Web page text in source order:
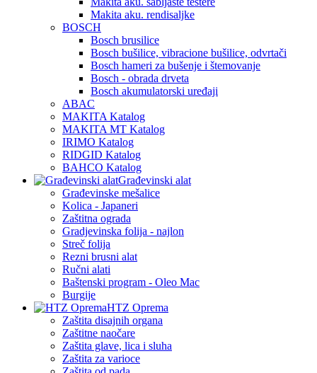
Makita aku. rendisaljke
BOSCH
Bosch brusilice
Bosch bušilice, vibracione bušilice, odvrtači
Bosch hameri za bušenje i štemovanje
Bosch - obrada drveta
Bosch akumulatorski uređaji
ABAC
MAKITA Katalog
MAKITA MT Katalog
IRIMO Katalog
RIDGID Katalog
BAHCO Katalog
Građevinski alat
Građevinske mešalice
Kolica - Japaneri
Zaštitna ograda
Gradjevinska folija - najlon
Streč folija
Rezni brusni alat
Ručni alati
Baštenski program - Oleo Mac
Burgije
HTZ Oprema
Zaštita disajnih organa
Zaštitne naočare
Zaštita glave, lica i sluha
Zaštita za varioce